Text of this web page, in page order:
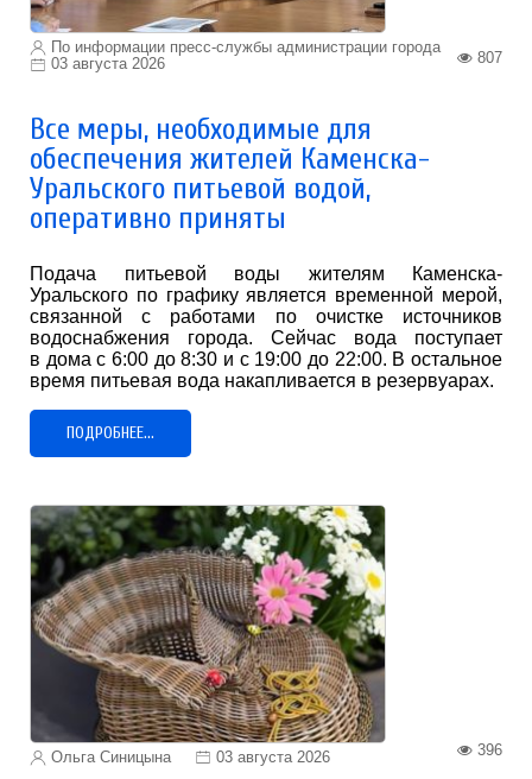
По информации пресс-службы администрации города
03 августа 2026
807
Все меры, необходимые для
обеспечения жителей Каменска-
Уральского питьевой водой,
оперативно приняты
Подача питьевой воды жителям Каменска-
Уральского по графику является временной мерой,
связанной с работами по очистке источников
водоснабжения города. Сейчас вода поступает
в дома с 6:00 до 8:30 и с 19:00 до 22:00. В остальное
время питьевая вода накапливается в резервуарах.
ПОДРОБНЕЕ...
Ольга Синицына 03 августа 2026 396